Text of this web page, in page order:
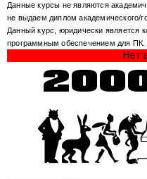
Данные курсы не являются
не выдаем диплом академического/
Данный курс, юридически является
программным обеспечением для ПК.
Нет